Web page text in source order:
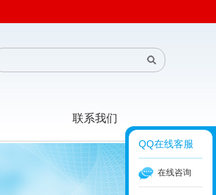
联系我们
QQ在线客服
在线咨询